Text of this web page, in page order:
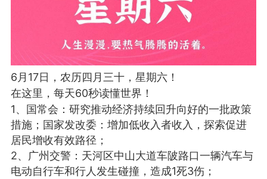
卡卡动能素 无创溶斑术
美业357 芯诗妍 卡卡美业
每次200金币 点击购买
师 小熊水光
爆汗熊
6月17日，农历四月三十，星期六！
在这里，每天60秒读懂世界！
1、国常会：研究推动经济持续回升向好的一批政策
措施；国家发改委：增加低收入者收入，探索促进
居民增收有效路径；
2、广州交警：天河区中山大道车陂路口一辆汽车与
电动自行车和行人发生碰撞，造成1死3伤；